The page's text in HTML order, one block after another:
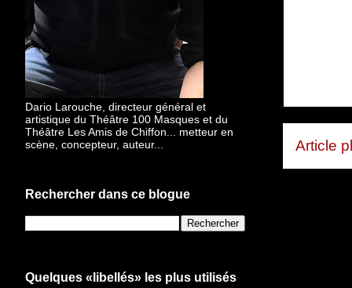
Article
Dario Larouche, directeur général et
artistique du Théâtre 100 Masques et du
Théâtre Les Amis de Chiffon... metteur en
scène, concepteur, auteur...
Rechercher dans ce blogue
Quelques «libellés» les plus utilisés